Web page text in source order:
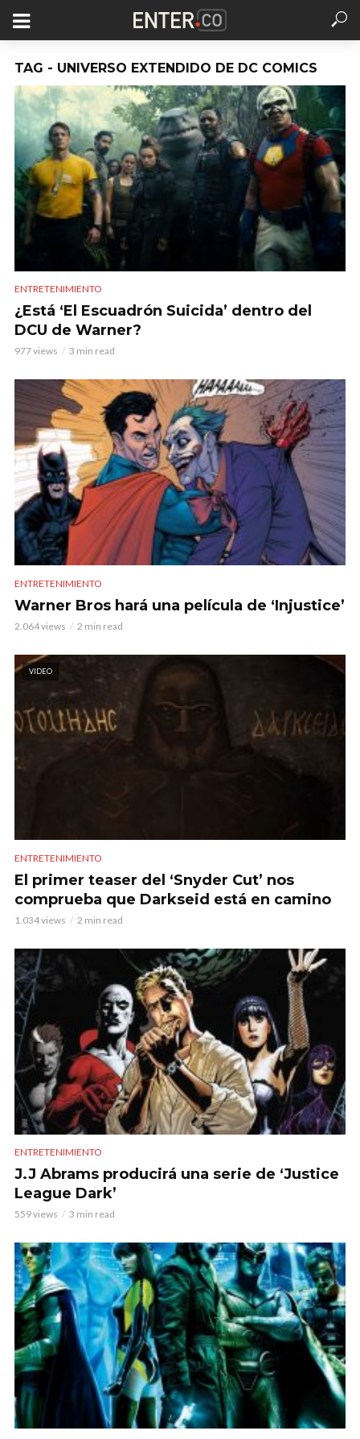
TAG - UNIVERSO EXTENDIDO DE DC COMICS
ENTRETENIMIENTO
¿Está ‘El Escuadrón Suicida’ dentro del
DCU de Warner?
977 views 3 min read
ENTRETENIMIENTO
Warner Bros hará una película de ‘Injustice’
2.064 views 2 min read
VIDEO
ENTRETENIMIENTO
El primer teaser del ‘Snyder Cut’ nos
comprueba que Darkseid está en camino
1.034 views 2 min read
ENTRETENIMIENTO
J.J Abrams producirá una serie de ‘Justice
League Dark’
559 views 3 min read